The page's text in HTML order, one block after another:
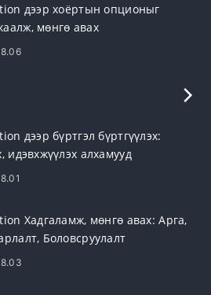
дээр хоёртын опционыг
мөнгө авах
дээр бүртгэл бүртгүүлэх:
идэвхжүүлэх алхамууд
Хадгаламж, мөнгө авах: Арга,
Боловсруулалт